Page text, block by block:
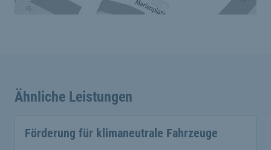
Ähnliche Leistungen
Förderung für klimaneutrale Fahrzeuge